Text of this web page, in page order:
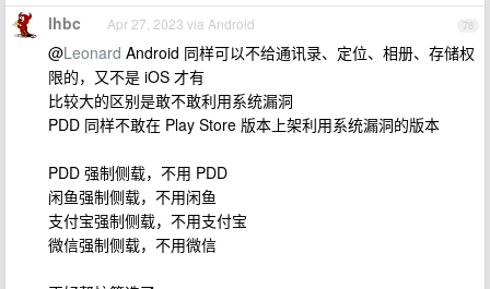
78
lhbc Apr 27, 2023 via Android
@Leonard Android 同样可以不给通讯录、定位、相册、存储权
限的，又不是 iOS 才有
比较大的区别是敢不敢利用系统漏洞
PDD 同样不敢在 Play Store 版本上架利用系统漏洞的版本
PDD 强制侧载，不用 PDD
闲鱼强制侧载，不用闲鱼
支付宝强制侧载，不用支付宝
微信强制侧载，不用微信